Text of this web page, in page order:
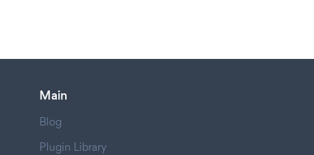
Main
Blog
Plugin Library